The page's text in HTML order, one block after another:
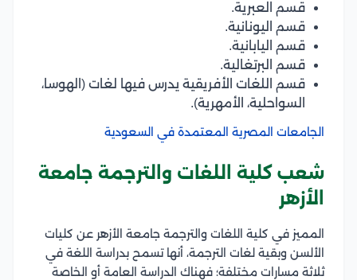
قسم العبرية.
قسم اليونانية.
قسم اليابانية.
قسم البرتغالية.
قسم اللغات الأفريقية يدرس فيها لغات (الهوسا،
السواحلية، الأمهرية).
الجامعات المصرية المعتمدة في السعودية
شعب كلية اللغات والترجمة جامعة
الأزهر
المميز في كلية اللغات والترجمة جامعة الأزهر عن كليات
الألسن وبقية لغات الترجمة، أنها تسمح بدراسة اللغة في
ثلاثة مسارات مختلفة؛ فهناك الدراسة العامة أو الخاصة